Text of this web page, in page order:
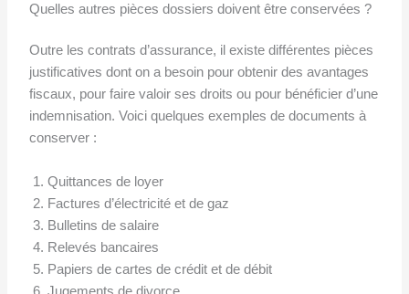
Quelles autres pièces dossiers doivent être conservées ?
Outre les contrats d’assurance, il existe différentes pièces
justificatives dont on a besoin pour obtenir des avantages
fiscaux, pour faire valoir ses droits ou pour bénéficier d’une
indemnisation. Voici quelques exemples de documents à
conserver :
Quittances de loyer
Factures d’électricité et de gaz
Bulletins de salaire
Relevés bancaires
Papiers de cartes de crédit et de débit